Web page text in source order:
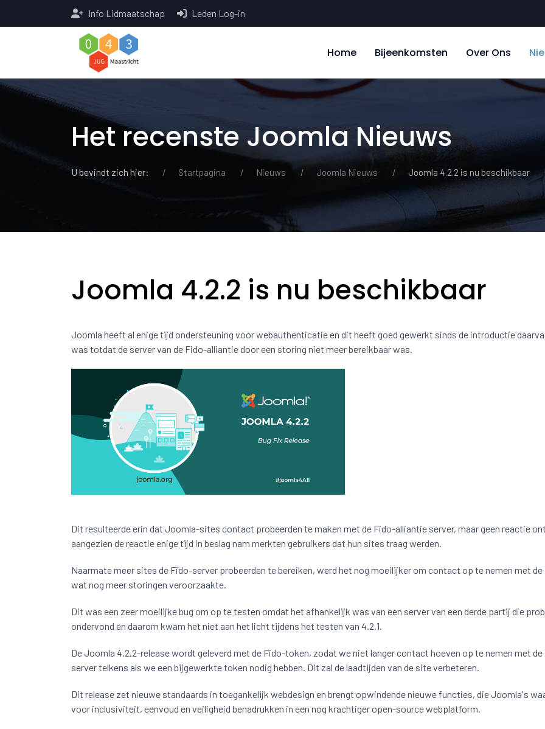
Info Lidmaatschap Leden Log-in
Home Bijeenkomsten Over Ons
Het recenste Joomla Nieuws
U bevindt zich hier: Startpagina Nieuws Joomla Nieuws Joomla 4.2.2 is nu beschikbaar
Joomla 4.2.2 is nu beschikbaar
Joomla heeft al enige tijd ondersteuning voor webauthenticatie en dit heeft goed gewerkt sinds de introductie
was totdat de server van de Fido-alliantie door een storing niet meer bereikbaar was.
Dit resulteerde erin dat Joomla-sites contact probeerden te maken met de Fido-alliantie server, maar geen reactie
aangezien de reactie enige tijd in beslag nam merkten gebruikers dat hun sites traag werden.
Naarmate meer sites de Fido-server probeerden te bereiken, werd het nog moeilijker om contact op te nemen met de
wat nog meer storingen veroorzaakte.
Dit was een zeer moeilijke bug om op te testen omdat het afhankelijk was van een server van een derde partij die
ondervond en daarom kwam het niet aan het licht tijdens het testen van 4.2.1.
De Joomla 4.2.2-release wordt geleverd met de Fido-token, zodat we niet langer contact hoeven op te nemen met
server telkens als we een bijgewerkte token nodig hebben. Dit zal de laadtijden van de site verbeteren.
Dit release zet nieuwe standaards in toegankelijk webdesign en brengt opwindende nieuwe functies, die Joomla's
voor inclusiviteit, eenvoud en veiligheid benadrukken in een nog krachtiger open-source webplatform.